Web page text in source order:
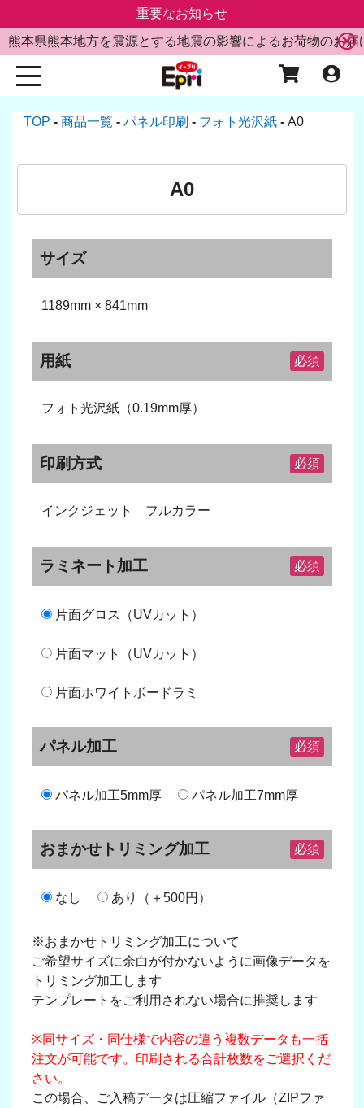
重要なお知らせ
熊本県熊本地方を震源とする地震の影響によるお荷物のお届
TOP 商品一覧 パネル印刷 フォト光沢紙 A0
A0
サイズ
1189mm × 841mm
用紙 必須
フォト光沢紙（0.19mm厚）
印刷方式 必須
インクジェット フルカラー
ラミネート加工 必須
片面グロス（UVカット）
片面マット（UVカット）
片面ホワイトボードラミ
パネル加工 必須
パネル加工5mm厚 パネル加工7mm厚
おまかせトリミング加工 必須
なし あり（＋500円）
※おまかせトリミング加工について
ご希望サイズに余白が付かないように画像データを
トリミング加工します
テンプレートをご利用されない場合に推奨します
※同サイズ・同仕様で内容の違う複数データも一括
注文が可能です。印刷される合計枚数をご選択くだ
さい。
この場合、ご入稿データは圧縮ファイル（ZIPファ